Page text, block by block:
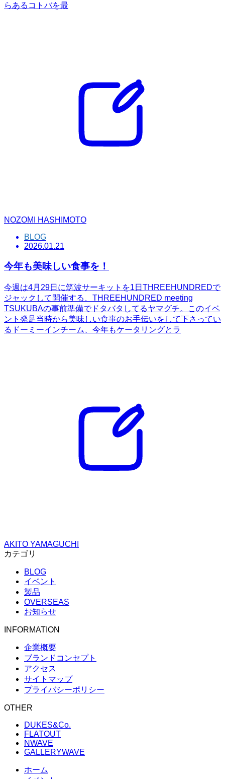
らあるコトバを最
NOZOMI HASHIMOTO
BLOG
2026.01.21
今年も美味しい食事を！
今週は4月29日に筑波サーキットを1日THREEHUNDREDで
ジャックして開催する、THREEHUNDRED meeting
TSUKUBAの事前準備でドタバタしてるヤマグチ。このイベ
ント発足当時から美味しい食事のお手伝いをして下さってい
るドーミーインチーム、今年もケータリングとラ
AKITO YAMAGUCHI
カテゴリ
BLOG
イベント
製品
OVERSEAS
お知らせ
INFORMATION
企業概要
ブランドコンセプト
アクセス
サイトマップ
プライバシーポリシー
OTHER
DUKES&Co.
FLATOUT
NWAVE
GALLERYWAVE
ホーム